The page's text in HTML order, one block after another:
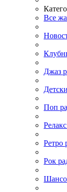
Все
Джаз
Поп
Ретро
Рок